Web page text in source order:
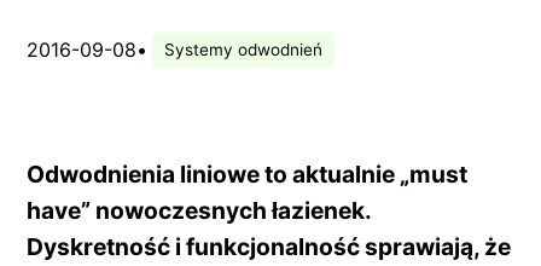
2016-09-08• Systemy odwodnień
Odwodnienia liniowe to aktualnie „must
have” nowoczesnych łazienek.
Dyskretność i funkcjonalność sprawiają, że